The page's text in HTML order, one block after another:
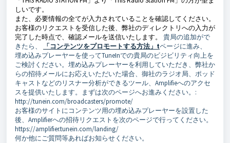
しいです。
また、必要情報の全てが入力されていることを確認してください。
お客様のリクエストを受信した後、弊社のディレクトリへの入力が
完了した時点で、確認メールを送信いたします。 貴局の追加がで
きたら、
「コンテンツをプロモートする方法」tページに進み、
埋め込みプレーヤーを使ってTuneInでの貴局のビジビリティ向上を
ご検討ください。埋め込みプレーヤーを利用していただき、弊社か
らの招待メールにお応えいただいた場合、御社のラジオ局、ポッド
キャストなどのリスナー分析ができるツール、Amplifieへのアクセ
スを提供いたします。まずは次のページへお進みください。:
http://tunein.com/broadcasters/promote/
お客様のサイトにコンテンツ用の埋め込みプレーヤーを設置した
後、Amplifierへの招待リクエストを次のページで行ってください。
https://amplifier.tunein.com/landing/
何か他にご質問等あればお知らせください。